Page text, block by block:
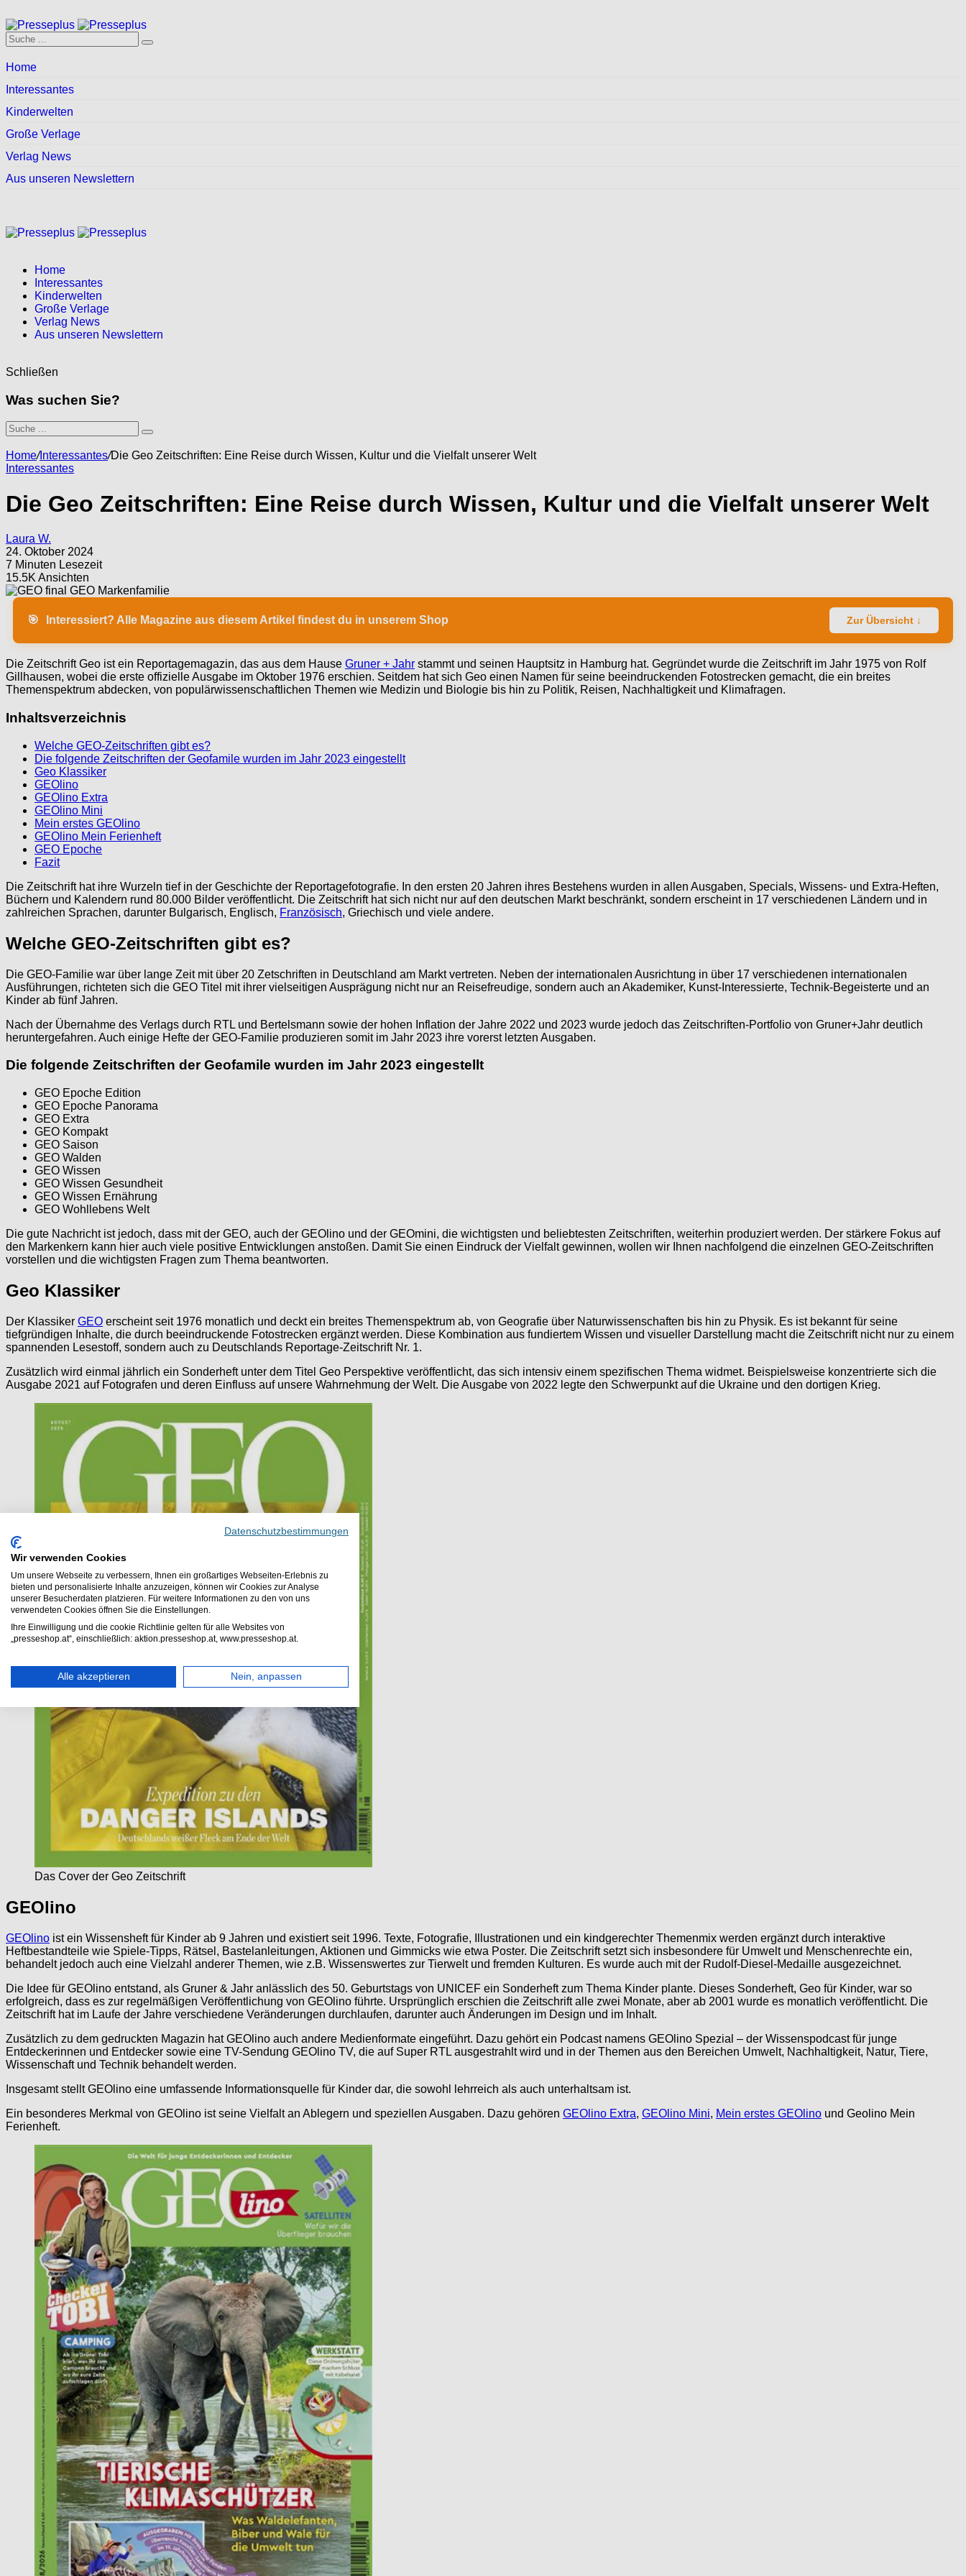
Home
Interessantes
Kinderwelten
Große Verlage
Verlag News
Aus unseren Newslettern
Home
Interessantes
Kinderwelten
Große Verlage
Verlag News
Aus unseren Newslettern
Schließen
Was suchen Sie?
Home/Interessantes/Die Geo Zeitschriften: Eine Reise durch Wissen, Kultur und die Vielfalt unserer Welt
Interessantes
Die Geo Zeitschriften: Eine Reise durch Wissen, Kultur und die Vielfalt unserer Welt
Laura W.
24. Oktober 2024
7 Minuten Lesezeit
15.5K Ansichten
🎯 Interessiert? Alle Magazine aus diesem Artikel findest du in unserem Shop Zur Übersicht ↓
Die Zeitschrift Geo ist ein Reportagemagazin, das aus dem Hause Gruner + Jahr stammt und seinen Hauptsitz in Hamburg hat. Gegründet wurde die Zeitschrift im Jahr 1975 von Rolf
Gillhausen, wobei die erste offizielle Ausgabe im Oktober 1976 erschien. Seitdem hat sich Geo einen Namen für seine beeindruckenden Fotostrecken gemacht, die ein breites
Themenspektrum abdecken, von populärwissenschaftlichen Themen wie Medizin und Biologie bis hin zu Politik, Reisen, Nachhaltigkeit und Klimafragen.
Inhaltsverzeichnis
Welche GEO-Zeitschriften gibt es?
Die folgende Zeitschriften der Geofamile wurden im Jahr 2023 eingestellt
Geo Klassiker
GEOlino
GEOlino Extra
GEOlino Mini
Mein erstes GEOlino
GEOlino Mein Ferienheft
GEO Epoche
Fazit
Die Zeitschrift hat ihre Wurzeln tief in der Geschichte der Reportagefotografie. In den ersten 20 Jahren ihres Bestehens wurden in allen Ausgaben, Specials, Wissens- und Extra-Heften,
Büchern und Kalendern rund 80.000 Bilder veröffentlicht. Die Zeitschrift hat sich nicht nur auf den deutschen Markt beschränkt, sondern erscheint in 17 verschiedenen Ländern und in
zahlreichen Sprachen, darunter Bulgarisch, Englisch, Französisch, Griechisch und viele andere.
Welche GEO-Zeitschriften gibt es?
Die GEO-Familie war über lange Zeit mit über 20 Zetschriften in Deutschland am Markt vertreten. Neben der internationalen Ausrichtung in über 17 verschiedenen internationalen
Ausführungen, richteten sich die GEO Titel mit ihrer vielseitigen Ausprägung nicht nur an Reisefreudige, sondern auch an Akademiker, Kunst-Interessierte, Technik-Begeisterte und an
Kinder ab fünf Jahren.
Nach der Übernahme des Verlags durch RTL und Bertelsmann sowie der hohen Inflation der Jahre 2022 und 2023 wurde jedoch das Zeitschriften-Portfolio von Gruner+Jahr deutlich
heruntergefahren. Auch einige Hefte der GEO-Familie produzieren somit im Jahr 2023 ihre vorerst letzten Ausgaben.
Die folgende Zeitschriften der Geofamile wurden im Jahr 2023 eingestellt
GEO Epoche Edition
GEO Epoche Panorama
GEO Extra
GEO Kompakt
GEO Saison
GEO Walden
GEO Wissen
GEO Wissen Gesundheit
GEO Wissen Ernährung
GEO Wohllebens Welt
Die gute Nachricht ist jedoch, dass mit der GEO, auch der GEOlino und der GEOmini, die wichtigsten und beliebtesten Zeitschriften, weiterhin produziert werden. Der stärkere Fokus auf
den Markenkern kann hier auch viele positive Entwicklungen anstoßen. Damit Sie einen Eindruck der Vielfalt gewinnen, wollen wir Ihnen nachfolgend die einzelnen GEO-Zeitschriften
vorstellen und die wichtigsten Fragen zum Thema beantworten.
Geo Klassiker
Der Klassiker GEO erscheint seit 1976 monatlich und deckt ein breites Themenspektrum ab, von Geografie über Naturwissenschaften bis hin zu Physik. Es ist bekannt für seine
tiefgründigen Inhalte, die durch beeindruckende Fotostrecken ergänzt werden. Diese Kombination aus fundiertem Wissen und visueller Darstellung macht die Zeitschrift nicht nur zu einem
spannenden Lesestoff, sondern auch zu Deutschlands Reportage-Zeitschrift Nr. 1.
Zusätzlich wird einmal jährlich ein Sonderheft unter dem Titel Geo Perspektive veröffentlicht, das sich intensiv einem spezifischen Thema widmet. Beispielsweise konzentrierte sich die
Ausgabe 2021 auf Fotografen und deren Einfluss auf unsere Wahrnehmung der Welt. Die Ausgabe von 2022 legte den Schwerpunkt auf die Ukraine und den dortigen Krieg.
Das Cover der Geo Zeitschrift
GEOlino
GEOlino ist ein Wissensheft für Kinder ab 9 Jahren und existiert seit 1996. Texte, Fotografie, Illustrationen und ein kindgerechter Themenmix werden ergänzt durch interaktive
Heftbestandteile wie Spiele-Tipps, Rätsel, Bastelanleitungen, Aktionen und Gimmicks wie etwa Poster. Die Zeitschrift setzt sich insbesondere für Umwelt und Menschenrechte ein,
behandelt jedoch auch eine Vielzahl anderer Themen, wie z.B. Wissenswertes zur Tierwelt und fremden Kulturen. Es wurde auch mit der Rudolf-Diesel-Medaille ausgezeichnet.
Die Idee für GEOlino entstand, als Gruner & Jahr anlässlich des 50. Geburtstags von UNICEF ein Sonderheft zum Thema Kinder plante. Dieses Sonderheft, Geo für Kinder, war so
erfolgreich, dass es zur regelmäßigen Veröffentlichung von GEOlino führte. Ursprünglich erschien die Zeitschrift alle zwei Monate, aber ab 2001 wurde es monatlich veröffentlicht. Die
Zeitschrift hat im Laufe der Jahre verschiedene Veränderungen durchlaufen, darunter auch Änderungen im Design und im Inhalt.
Zusätzlich zu dem gedruckten Magazin hat GEOlino auch andere Medienformate eingeführt. Dazu gehört ein Podcast namens GEOlino Spezial – der Wissenspodcast für junge
Entdeckerinnen und Entdecker sowie eine TV-Sendung GEOlino TV, die auf Super RTL ausgestrahlt wird und in der Themen aus den Bereichen Umwelt, Nachhaltigkeit, Natur, Tiere,
Wissenschaft und Technik behandelt werden.
Insgesamt stellt GEOlino eine umfassende Informationsquelle für Kinder dar, die sowohl lehrreich als auch unterhaltsam ist.
Ein besonderes Merkmal von GEOlino ist seine Vielfalt an Ablegern und speziellen Ausgaben. Dazu gehören GEOlino Extra, GEOlino Mini, Mein erstes GEOlino und Geolino Mein
Ferienheft.
Datenschutzbestimmungen
Wir verwenden Cookies
Um unsere Webseite zu verbessern, Ihnen ein großartiges Webseiten-Erlebnis zu
bieten und personalisierte Inhalte anzuzeigen, können wir Cookies zur Analyse
unserer Besucherdaten platzieren. Für weitere Informationen zu den von uns
verwendeten Cookies öffnen Sie die Einstellungen.
Ihre Einwilligung und die cookie Richtlinie gelten für alle Websites von
„presseshop.at“, einschließlich: aktion.presseshop.at, www.presseshop.at.
Alle akzeptieren Nein, anpassen